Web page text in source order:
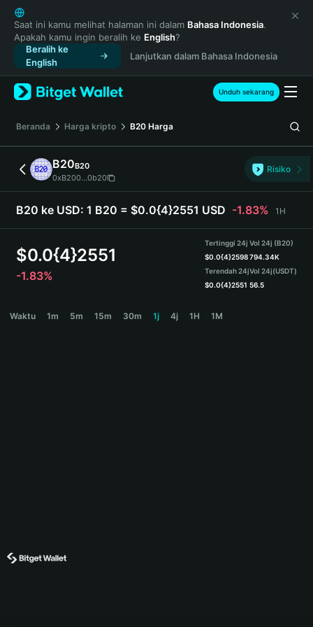
English
日本語
Tiếng Việt
Русский
Español (Latinoamérica)
Türkçe
Français
Deutsch
简体中文
繁體中文
Português (Portugal)
Bahasa Indonesia
ภาษาไทย
Español
Español (Argentina)
Saat ini kamu melihat halaman ini dalam Bahasa Indonesia.
Apakah kamu ingin beralih ke English?
Beralih ke
English
Lanjutkan dalam Bahasa Indonesia
Unduh sekarang
Beranda Harga kripto B20 Harga
B20B20
0xB200...0b20
Risiko
B20 ke USD: 1 B20 = $0.0{4}2551 USD -1.83% 1H
$0.0{4}2551
-1.83%
Tertinggi 24j
$0.0{4}2598
Terendah 24j
$0.0{4}2551
Vol 24j (B20)
794.34K
Vol 24j(USDT)
56.5
Waktu 1m 5m 15m 30m 1j 4j 1H 1M